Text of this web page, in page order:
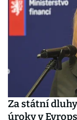
Za státní
úroky v